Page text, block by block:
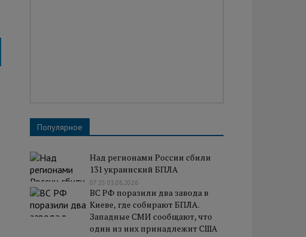
Популярное
Над регионами России сбили
131 украинский БПЛА
07:25 03.08.2026
ВС РФ поразили два завода в
Киеве, где собирают БПЛА.
Западные СМИ сообщают, что
один из них принадлежит США